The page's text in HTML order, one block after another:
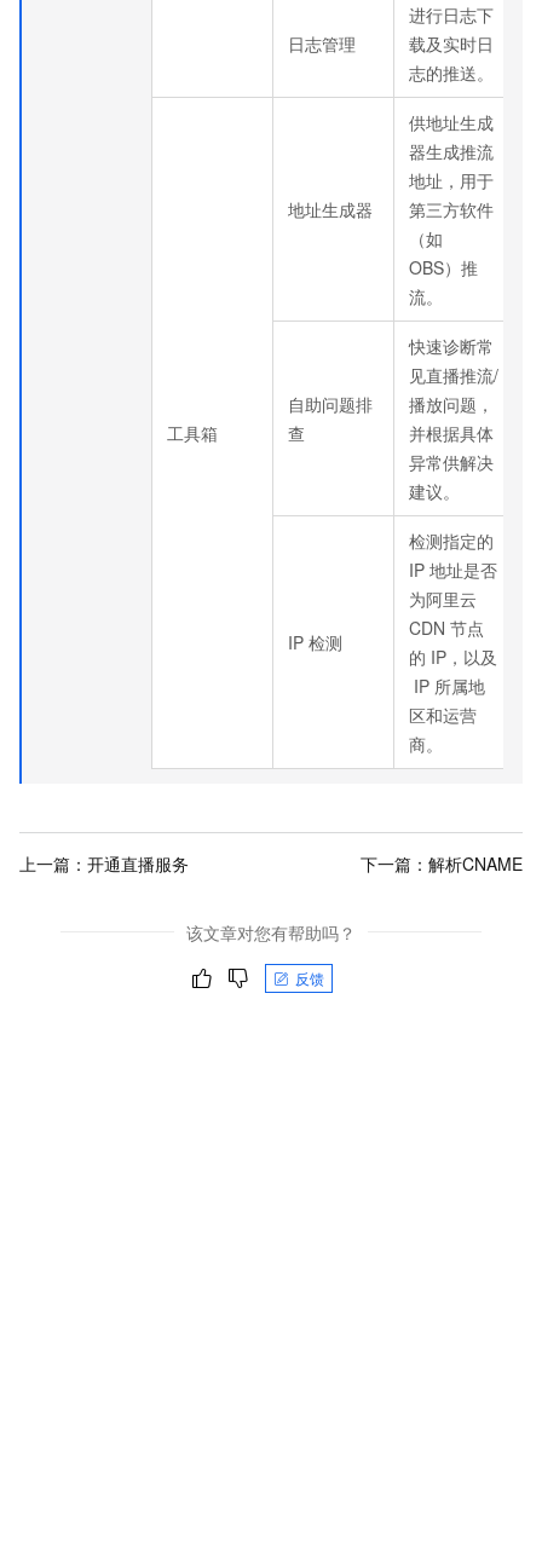
日志管理
进行日志下
载及实时日
志的推送。
工具箱
地址生成器
供地址生成
器生成推流
地址，用于
第三方软件
（如
OBS）推
流。
自助问题排
查
快速诊断常
见直播推流/
播放问题，
并根据具体
异常供解决
建议。
IP 检测
检测指定的
IP 地址是否
为阿里云
CDN 节点
的 IP，以及
IP 所属地
区和运营
商。
上一篇： 开通直播服务 下一篇： 解析CNAME
该文章对您有帮助吗？
反馈